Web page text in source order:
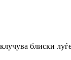
блиски